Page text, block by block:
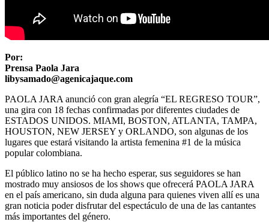
Por:
Prensa Paola Jara
libysamado@agenicajaque.com
PAOLA JARA anunció con gran alegría “EL REGRESO TOUR”,
una gira con 18 fechas confirmadas por diferentes ciudades de
ESTADOS UNIDOS. MIAMI, BOSTON, ATLANTA, TAMPA,
HOUSTON, NEW JERSEY y ORLANDO, son algunas de los
lugares que estará visitando la artista femenina #1 de la música
popular colombiana.
El público latino no se ha hecho esperar, sus seguidores se han
mostrado muy ansiosos de los shows que ofrecerá PAOLA JARA
en el país americano, sin duda alguna para quienes viven allí es una
gran noticia poder disfrutar del espectáculo de una de las cantantes
más importantes del género.